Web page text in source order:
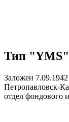
Тип "YMS".
Заложен
Петропавловск-
отдел фондового